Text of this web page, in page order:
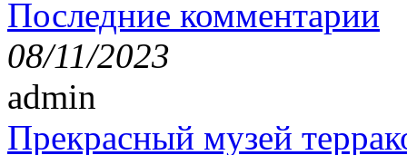
Последние комментарии
08/11/2023
admin
Прекрасный музей